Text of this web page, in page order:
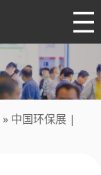
» 中国环保展 |